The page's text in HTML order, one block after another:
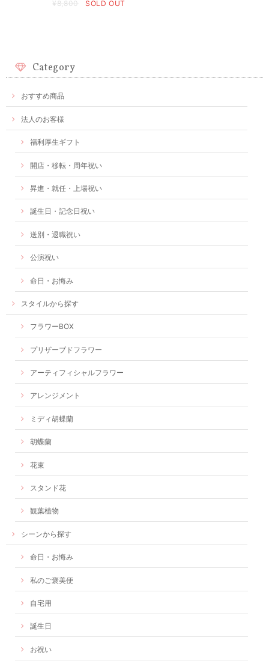
¥8,800 SOLD OUT
Category
おすすめ商品
法人のお客様
福利厚生ギフト
開店・移転・周年祝い
昇進・就任・上場祝い
誕生日・記念日祝い
送別・退職祝い
公演祝い
命日・お悔み
スタイルから探す
フラワーBOX
プリザーブドフラワー
アーティフィシャルフラワー
アレンジメント
ミディ胡蝶蘭
胡蝶蘭
花束
スタンド花
観葉植物
シーンから探す
命日・お悔み
私のご褒美便
自宅用
誕生日
お祝い